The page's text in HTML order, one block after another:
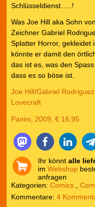
Schlüsseldienst…..!
Was Joe Hill aka Sohn
Zeichner Gabriel
Splatter Horror, gekleidet
könnte er damit den
das ist es, was den
dass es so böse ist.
Joe Hill/Gabriel
Lovecraft
Panini, 2009, € 16,95
Ihr könnt alle
im Webshop
anfragen
Kategorien: Comics,
4